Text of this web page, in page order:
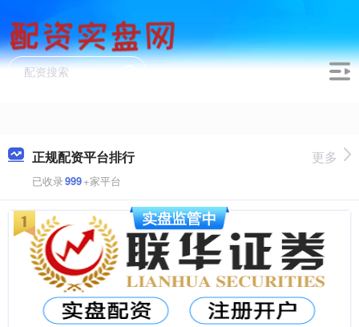
正规配资平台排行
已收录999+家平台
更多